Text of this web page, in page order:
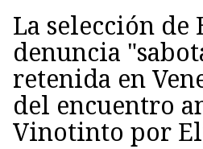
La selección
denuncia
retenida en
del encuentro
Vinotinto por